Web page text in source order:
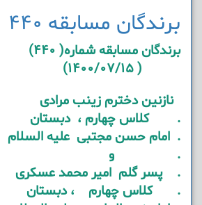
برندگان مسابقه 440
برندگان مسابقه شماره( 440)
( 1400/07/15)
نازنین دخترم زینب مرادی
. کلاس چهارم ، دبستان
. امام حسن مجتبی علیه السلام
. و
. پسر گلم امیر محمد عسکری
. کلاس چهارم ، دبستان